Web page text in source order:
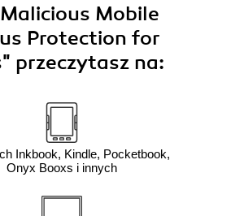
Mobile
Protection for
przeczytasz na:
Inkbook, Kindle, Pocketbook,
Onyx Booxs i innych